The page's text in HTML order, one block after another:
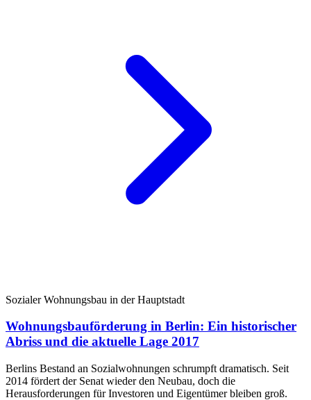
Sozialer Wohnungsbau in der Hauptstadt
Wohnungsbauförderung in Berlin: Ein historischer
Abriss und die aktuelle Lage 2017
Berlins Bestand an Sozialwohnungen schrumpft dramatisch. Seit
2014 fördert der Senat wieder den Neubau, doch die
Herausforderungen für Investoren und Eigentümer bleiben groß.